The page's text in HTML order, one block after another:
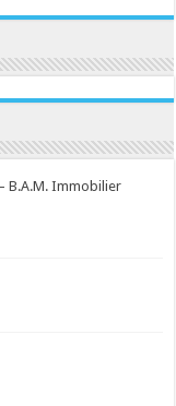
B.A.M. Immobilier